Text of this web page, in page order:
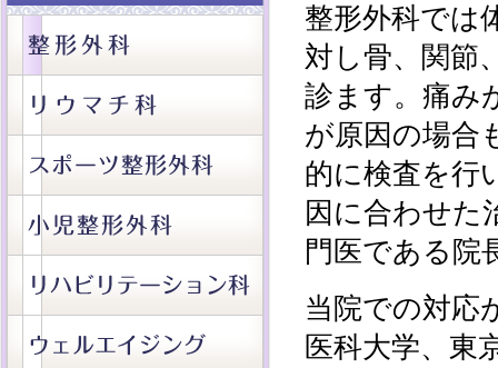
整形外科では
対し骨、関節
診ます。痛み
が原因の場合
的に検査を行
因に合わせ
門医である院
当院での対応
医科大学、東